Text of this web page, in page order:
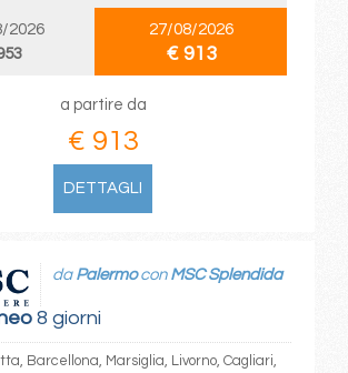
2026
27/08/2026
€ 913
a partire da
€ 913
DETTAGLI
8 giorni
da Palermocon MSC Splendida
Barcellona, Marsiglia, Livorno, Cagliari,